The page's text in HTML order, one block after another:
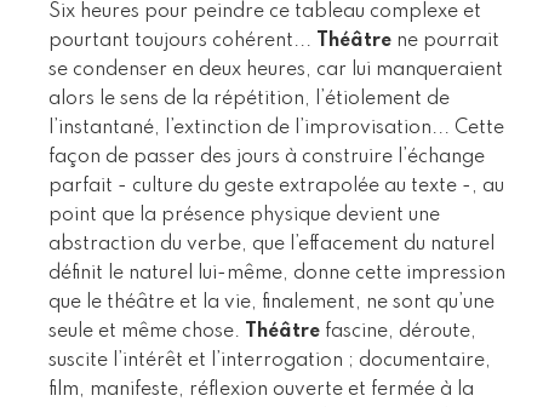
Six heures pour peindre ce tableau complexe et
pourtant toujours cohérent...
Théâtre ne pourrait
se condenser en deux heures, car lui manqueraient
alors le sens de la répétition, l’étiolement de
l’instantané, l’extinction de l’improvisation... Cette
façon de passer des jours à construire l’échange
parfait - culture du geste extrapolée au texte -, au
point que la présence physique devient une
abstraction du verbe, que l’effacement du naturel
définit le naturel lui-même, donne cette impression
que le théâtre et la vie, finalement, ne sont qu’une
seule et même chose.
Théâtre fascine, déroute,
suscite l’intérêt et l’interrogation ; documentaire,
film, manifeste, réflexion ouverte et fermée à la